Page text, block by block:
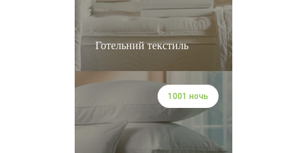
Готельний текстиль
1001 ночь